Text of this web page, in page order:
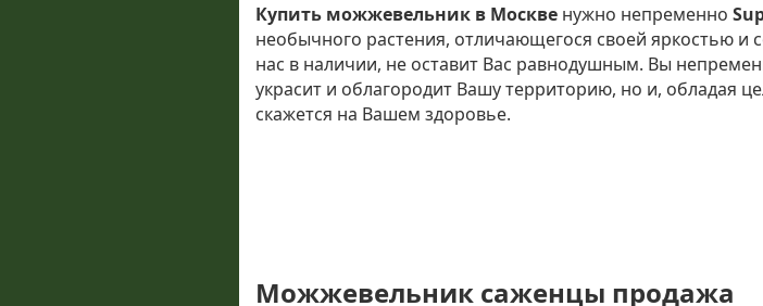
Купить можжевельник в Москвенужно непременно
необычного растения, отличающегося своей яркостью
нас в наличии, не оставит Вас равнодушным. Вы
украсит и облагородит Вашу территорию, но и, обладая
скажется на Вашем здоровье.
Можжевельник саженцы продажа